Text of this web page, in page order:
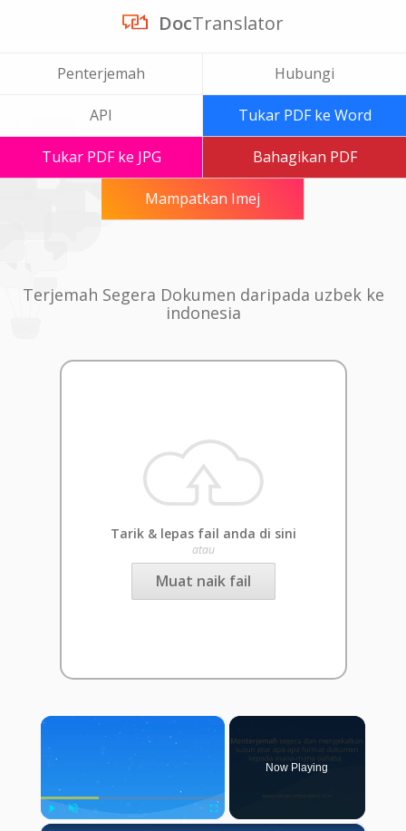
DocTranslator
Penterjemah Hubungi
API Tukar PDF ke Word
Tukar PDF ke JPG Bahagikan PDF
Mampatkan Imej
Terjemah Segera Dokumen daripada uzbek ke
indonesia
Tarik & lepas fail anda di sini
atau
Muat naik fail
×
Play Unmute Fullscreen
Now Playing